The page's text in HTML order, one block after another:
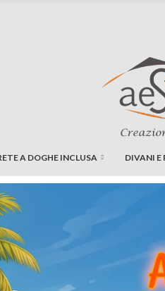
A DOGHE INCLUSA DIVANI E